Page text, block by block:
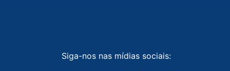
Siga-nos nas mídias sociais: